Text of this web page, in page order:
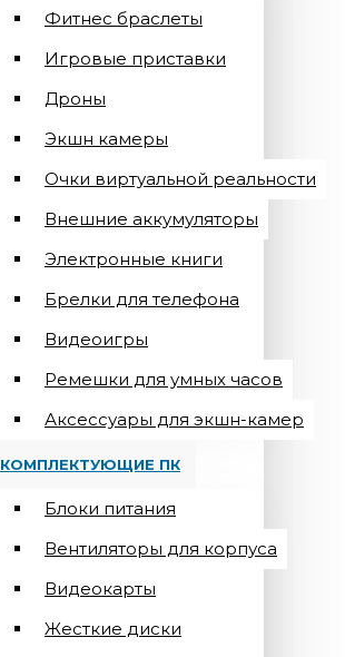
Фитнес браслеты
Игровые приставки
Дроны
Экшн камеры
Очки виртуальной реальности
Внешние аккумуляторы
Электронные книги
Брелки для телефона
Видеоигры
Ремешки для умных часов
Аксессуары для экшн-камер
КОМПЛЕКТУЮЩИЕ ПК
Блоки питания
Вентиляторы для корпуса
Видеокарты
Жесткие диски